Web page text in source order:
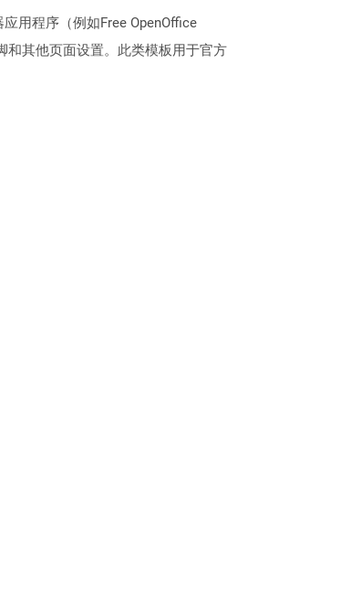
用程序（例如Free OpenOffice
和其他页面设置。此类模板用于官方